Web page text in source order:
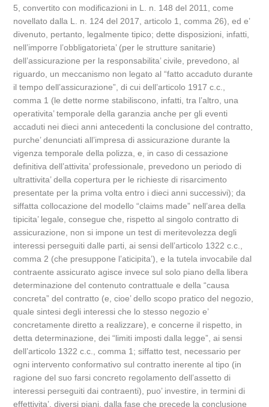
5, convertito con modificazioni in L. n. 148 del 2011, come
novellato dalla L. n. 124 del 2017, articolo 1, comma 26), ed e’
divenuto, pertanto, legalmente tipico; dette disposizioni, infatti,
nell’imporre l’obbligatorieta’ (per le strutture sanitarie)
dell’assicurazione per la responsabilita’ civile, prevedono, al
riguardo, un meccanismo non legato al “fatto accaduto durante
il tempo dell’assicurazione”, di cui dell’articolo 1917 c.c.,
comma 1 (le dette norme stabiliscono, infatti, tra l’altro, una
operativita’ temporale della garanzia anche per gli eventi
accaduti nei dieci anni antecedenti la conclusione del contratto,
purche’ denunciati all’impresa di assicurazione durante la
vigenza temporale della polizza, e, in caso di cessazione
definitiva dell’attivita’ professionale, prevedono un periodo di
ultrattivita’ della copertura per le richieste di risarcimento
presentate per la prima volta entro i dieci anni successivi); da
siffatta collocazione del modello “claims made” nell’area della
tipicita’ legale, consegue che, rispetto al singolo contratto di
assicurazione, non si impone un test di meritevolezza degli
interessi perseguiti dalle parti, ai sensi dell’articolo 1322 c.c.,
comma 2 (che presuppone l’aticipita’), e la tutela invocabile dal
contraente assicurato agisce invece sul solo piano della libera
determinazione del contenuto contrattuale e della “causa
concreta” del contratto (e, cioe’ dello scopo pratico del negozio,
quale sintesi degli interessi che lo stesso negozio e’
concretamente diretto a realizzare), e concerne il rispetto, in
detta determinazione, dei “limiti imposti dalla legge”, ai sensi
dell’articolo 1322 c.c., comma 1; siffatto test, necessario per
ogni intervento conformativo sul contratto inerente al tipo (in
ragione del suo farsi concreto regolamento dell’assetto di
interessi perseguiti dai contraenti), puo’ investire, in termini di
effettivita’, diversi piani, dalla fase che precede la conclusione